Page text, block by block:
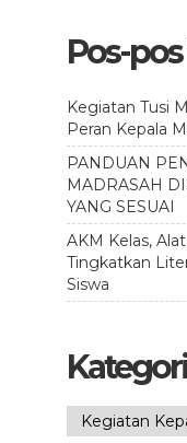
Pos-
Kegiatan Tusi
Peran Kepala
PANDUAN
MADRASAH
YANG SESUAI
AKM Kelas,
Tingkatkan
Siswa
Kategori
Kategori